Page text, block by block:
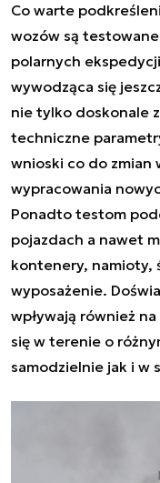
Co warte
wozów są
polarnych
wywodząca się
nie tylko doskonale
techniczne
wnioski co do zmian
wypracowania
Ponadto testom
pojazdach a nawet
kontenery, namioty,
wyposażenie.
wpływają również
się w terenie o
samodzielnie jak i w